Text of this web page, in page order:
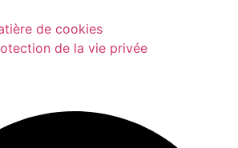
de cookies
de la vie privée